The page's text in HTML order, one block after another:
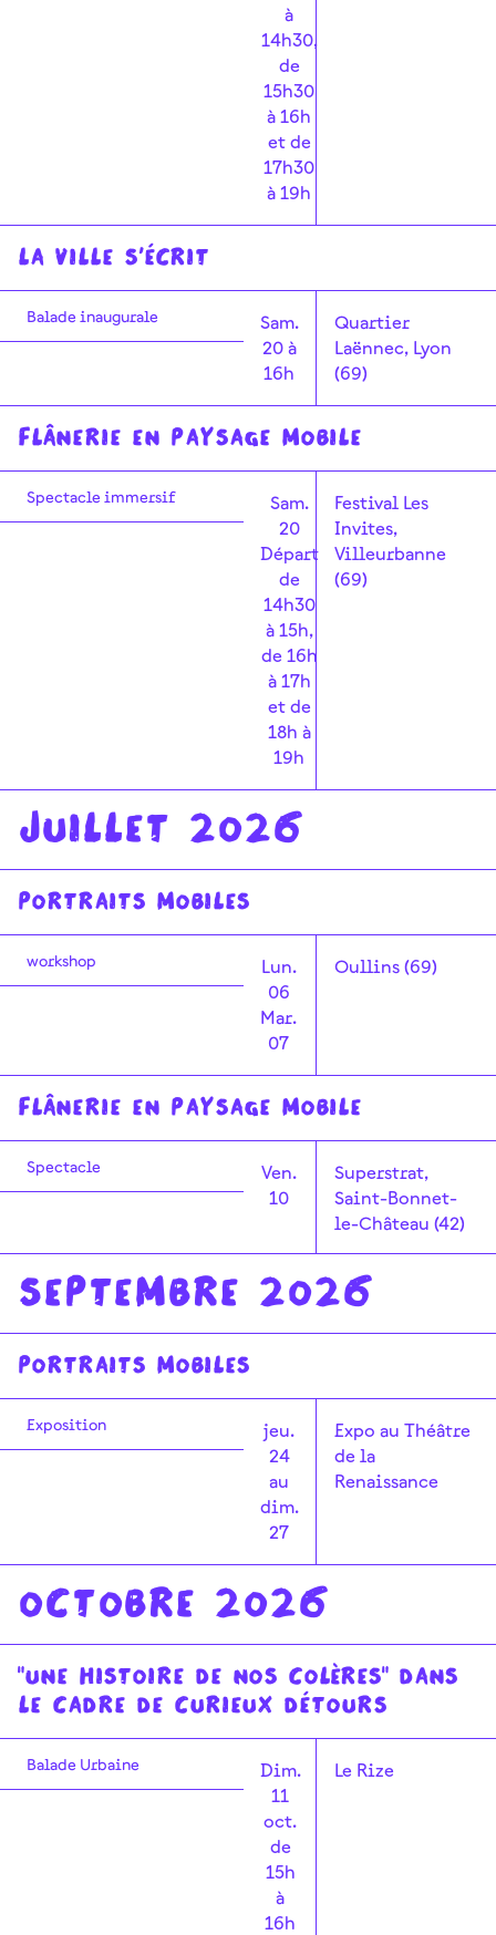
à
14h30,
de
15h30
à 16h
et de
17h30
à 19h
La Ville s'écrit
Sam.
20 à
16h
Quartier
Laënnec, Lyon
(69)
Balade inaugurale
Flânerie en paysage mobile
Sam.
20
Départ
de
14h30
à 15h,
de 16h
à 17h
et de
18h à
19h
Festival Les
Invites,
Villeurbanne
(69)
Spectacle immersif
Juillet 2026
PORTRAITS MOBILES
Lun.
06
Mar.
07
Oullins (69)
workshop
Flânerie en paysage mobile
Ven.
10
Superstrat,
Saint-Bonnet-
le-Château (42)
Spectacle
Septembre 2026
PORTRAITS MOBILES
jeu.
24
au
dim.
27
Expo au Théâtre
de la
Renaissance
Exposition
Octobre 2026
"Une histoire de nos colères" dans
le cadre de Curieux Détours
Dim.
11
oct.
de
15h
à
16h
Le Rize
Balade Urbaine